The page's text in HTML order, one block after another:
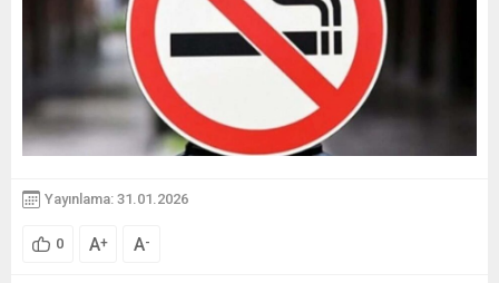
Yayınlama: 31.01.2026
0 A+ A-